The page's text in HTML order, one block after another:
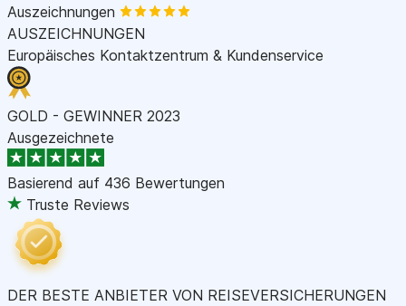
Auszeichnungen
AUSZEICHNUNGEN
Europäisches Kontaktzentrum & Kundenservice
GOLD - GEWINNER 2023
Ausgezeichnete
Basierend auf 436 Bewertungen
Truste Reviews
DER BESTE ANBIETER VON REISEVERSICHERUNGEN